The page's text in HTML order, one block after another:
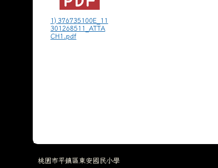
1) 376735100E_11
301268511_ATTA
CH1.pdf
桃園市平鎮區東安國民小學